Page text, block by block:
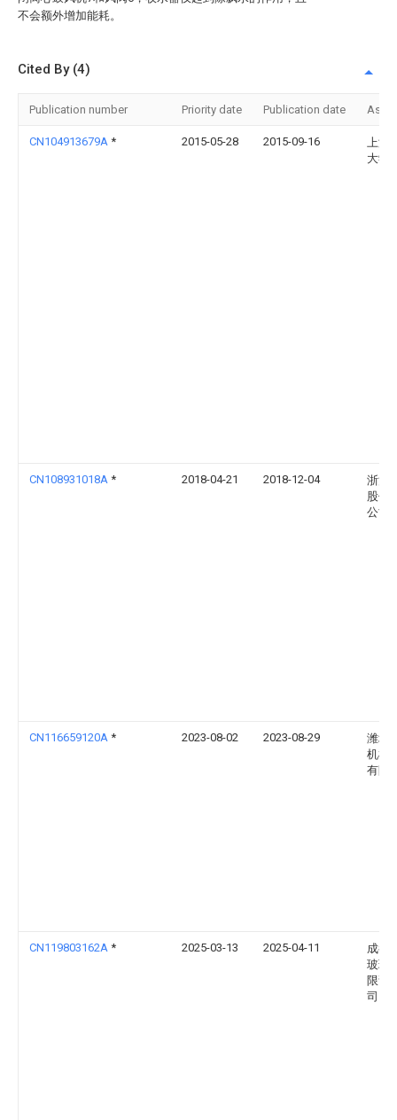
不会额外增加能耗。
Cited By (4)
Publication number Priority date Publication date
CN104913679A * 2015-05-28 2015-09-16
上海
大学
CN108931018A * 2018-04-21 2018-12-04
浙江
股份
公司
CN116659120A * 2023-08-02 2023-08-29
潍坊
机械
有限
CN119803162A * 2025-03-13 2025-04-11
成都
玻璃
限责
司